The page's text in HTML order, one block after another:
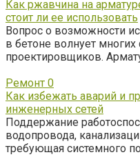
Как ржавчина на
стоит ли ее использовать
Вопрос о возможности
в бетоне волнует многих
проектировщиков.
Ремонт 0
Как избежать аварий и
инженерных сетей
Поддержание
водопровода,
требующая системного